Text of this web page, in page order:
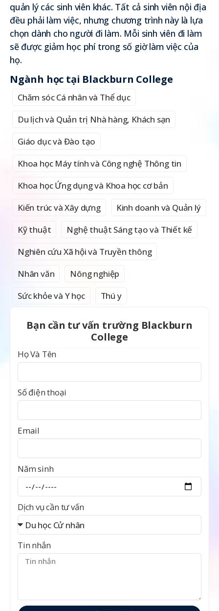
quản lý các sinh viên khác. Tất cả sinh viên nội địa
đều phải làm việc, nhưng chương trình này là lựa
chọn dành cho người đi làm. Mỗi sinh viên đi làm
sẽ được giảm học phí trong số giờ làm việc của
họ.
Ngành học tại Blackburn College
Chăm sóc Cá nhân và Thể dục
Du lịch và Quản trị Nhà hàng, Khách sạn
Giáo dục và Đào tạo
Khoa học Máy tính và Công nghệ Thông tin
Khoa học Ứng dụng và Khoa học cơ bản
Kiến trúc và Xây dựng
Kinh doanh và Quản lý
Kỹ thuật
Nghệ thuật Sáng tạo và Thiết kế
Nghiên cứu Xã hội và Truyền thông
Nhân văn
Nông nghiệp
Sức khỏe và Y học
Thú y
Bạn cần tư vấn trường Blackburn
College
Họ Và Tên
Số điện thoại
Email
Năm sinh
Dịch vụ cần tư vấn
Tin nhắn